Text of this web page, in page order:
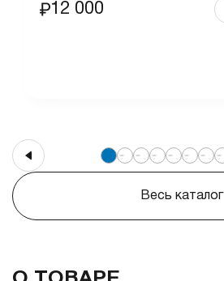
12 000
Весь каталог